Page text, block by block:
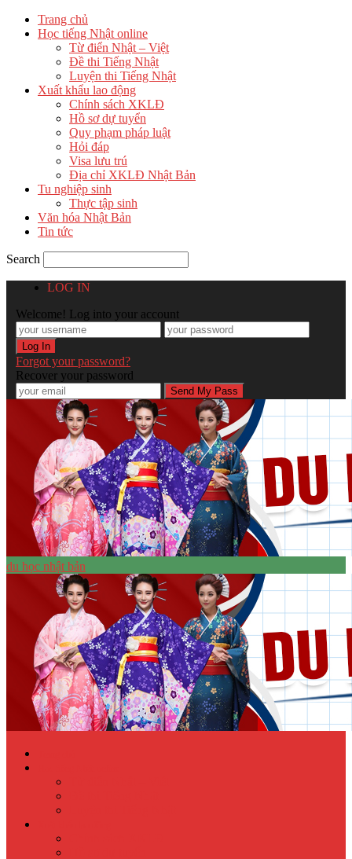
Trang chủ
Học tiếng Nhật online
Từ điển Nhật – Việt
Đề thi Tiếng Nhật
Luyện thi Tiếng Nhật
Xuất khẩu lao động
Chính sách XKLĐ
Hồ sơ dự tuyển
Quy phạm pháp luật
Hỏi đáp
Visa lưu trú
Địa chỉ XKLĐ Nhật Bản
Tu nghiệp sinh
Thực tập sinh
Văn hóa Nhật Bản
Tin tức
Search
LOG IN
Welcome! Log into your account
Forgot your password?
Recover your password
du học nhật bản